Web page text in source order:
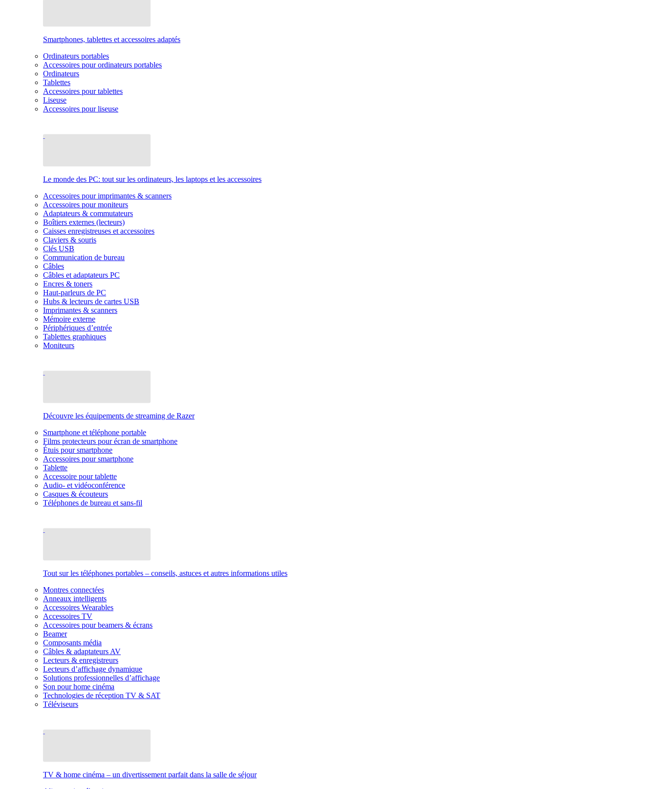
Smartphones, tablettes et accessoires adaptés
Ordinateurs portables
Accessoires pour ordinateurs portables
Ordinateurs
Tablettes
Accessoires pour tablettes
Liseuse
Accessoires pour liseuse
Le monde des PC: tout sur les ordinateurs, les laptops et les accessoires
Accessoires pour imprimantes & scanners
Accessoires pour moniteurs
Adaptateurs & commutateurs
Boîtiers externes (lecteurs)
Caisses enregistreuses et accessoires
Claviers & souris
Clés USB
Communication de bureau
Câbles
Câbles et adaptateurs PC
Encres & toners
Haut-parleurs de PC
Hubs & lecteurs de cartes USB
Imprimantes & scanners
Mémoire externe
Périphériques d’entrée
Tablettes graphiques
Moniteurs
Découvre les équipements de streaming de Razer
Smartphone et téléphone portable
Films protecteurs pour écran de smartphone
Étuis pour smartphone
Accessoires pour smartphone
Tablette
Accessoire pour tablette
Audio- et vidéoconférence
Casques & écouteurs
Téléphones de bureau et sans-fil
Tout sur les téléphones portables – conseils, astuces et autres informations utiles
Montres connectées
Anneaux intelligents
Accessoires Wearables
Accessoires TV
Accessoires pour beamers & écrans
Beamer
Composants média
Câbles & adaptateurs AV
Lecteurs & enregistreurs
Lecteurs d’affichage dynamique
Solutions professionnelles d’affichage
Son pour home cinéma
Technologies de réception TV & SAT
Téléviseurs
TV & home cinéma – un divertissement parfait dans la salle de séjour